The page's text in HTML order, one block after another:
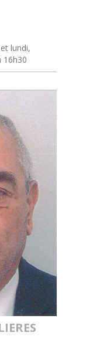
lundi,
16h30